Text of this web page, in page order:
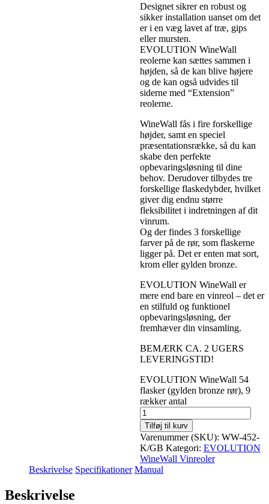
Designet sikrer en robust og
sikker installation uanset om det
er i en væg lavet af træ, gips
eller mursten.
EVOLUTION WineWall
reolerne kan sættes sammen i
højden, så de kan blive højere
og de kan også udvides til
siderne med “Extension”
reolerne.
WineWall fås i fire forskellige
højder, samt en speciel
præsentationsrække, så du kan
skabe den perfekte
opbevaringsløsning til dine
behov. Derudover tilbydes tre
forskellige flaskedybder, hvilket
giver dig endnu større
fleksibilitet i indretningen af dit
vinrum.
Og der findes 3 forskellige
farver på de rør, som flaskerne
ligger på. Det er enten mat sort,
krom eller gylden bronze.
EVOLUTION WineWall er
mere end bare en vinreol – det er
en stilfuld og funktionel
opbevaringsløsning, der
fremhæver din vinsamling.
BEMÆRK CA. 2 UGERS
LEVERINGSTID!
EVOLUTION WineWall 54
flasker (gylden bronze rør), 9
rækker antal
Tilføj til kurv
Varenummer (SKU): WW-452-
K/GB Kategori: EVOLUTION
WineWall Vinreoler
Beskrivelse Specifikationer Manual
Beskrivelse